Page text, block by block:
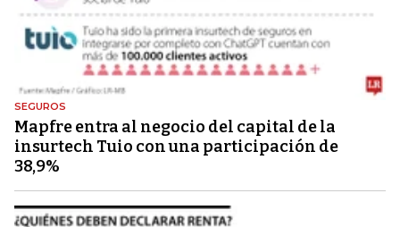
SEGUROS
Mapfre entra al negocio del capital de la
insurtech Tuio con una participación de
38,9%